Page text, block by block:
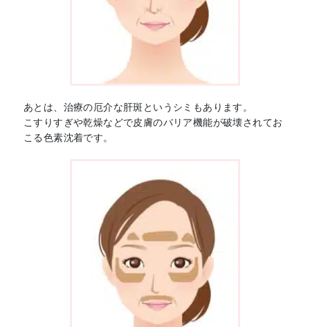
あとは、治療の厄介な肝斑というシミもあります。
こすりすぎや乾燥などで皮膚のバリア機能が破壊されてお
こる色素沈着です。